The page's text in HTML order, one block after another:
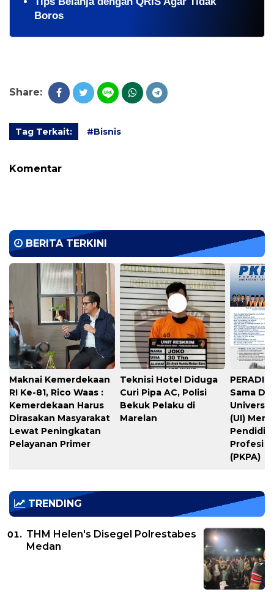
Boros
Share:
Tag Terkait: #Bisnis
Komentar
BERITA TERKINI
Maknai Kemerdekaan
RI Ke-81, Rico Waas :
Kemerdekaan Harus
Dirasakan Masyarakat
Lewat Peningkatan
Pelayanan Primer
Teknisi Hotel Diduga
Curi Pipa AC, Polisi
Bekuk Pelaku di
Marelan
Sama
(UI)
Profesi
(PKPA)
TRENDING
THM Helen's Disegel Polrestabes
Medan